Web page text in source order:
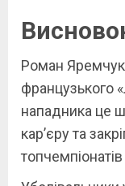
Роман
французького
нападника це
кар’єру та